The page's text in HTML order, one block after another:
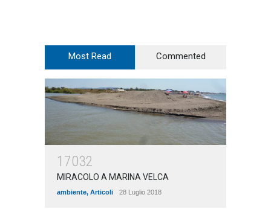
Most Read Commented
17032
MIRACOLO A MARINA VELCA
ambiente, Articoli 28 Luglio 2018